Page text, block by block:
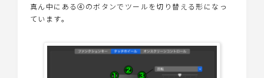
真ん中にある④のボタンでツールを切り替える形になっ
ています。